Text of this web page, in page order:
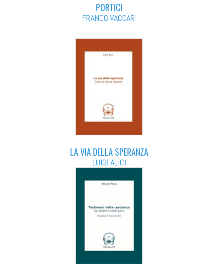
PORTICI
FRANCO VACCARI
LA VIA DELLA SPERANZA
LUIGI ALICI